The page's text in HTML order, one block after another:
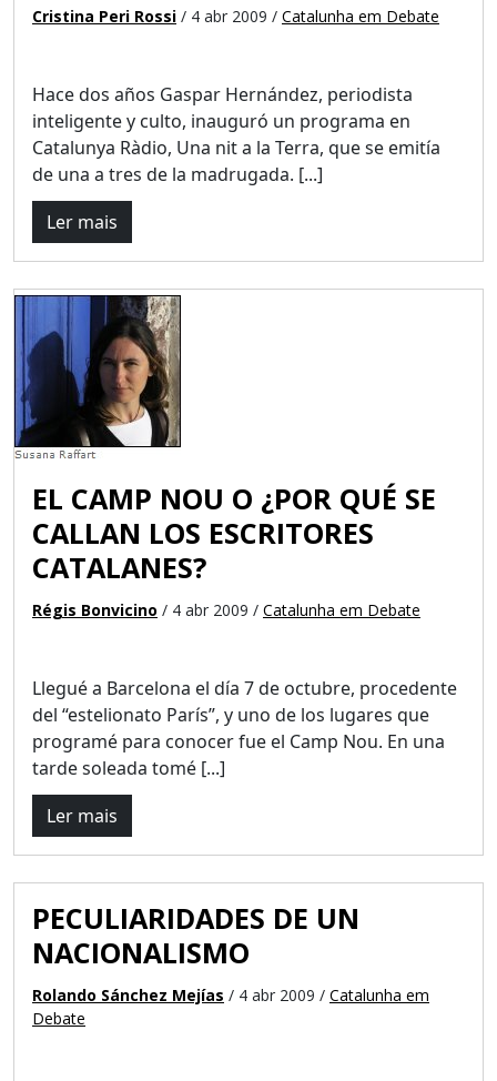
Cristina Peri Rossi / 4 abr 2009 / Catalunha em Debate
Hace dos años Gaspar Hernández, periodista
inteligente y culto, inauguró un programa en
Catalunya Ràdio, Una nit a la Terra, que se emitía
de una a tres de la madrugada. [...]
Ler mais
EL CAMP NOU O ¿POR QUÉ SE
CALLAN LOS ESCRITORES
CATALANES?
Régis Bonvicino / 4 abr 2009 / Catalunha em Debate
Llegué a Barcelona el día 7 de octubre, procedente
del “estelionato París”, y uno de los lugares que
programé para conocer fue el Camp Nou. En una
tarde soleada tomé [...]
Ler mais
PECULIARIDADES DE UN
NACIONALISMO
Rolando Sánchez Mejías / 4 abr 2009 / Catalunha em
Debate